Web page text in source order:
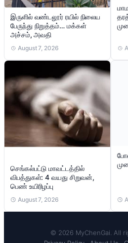
இருளில் வண்டலூர் ரயில் நிலைய
பேருந்து நிறுத்தம்… மக்கள்
அச்சம், அவதி
August 7, 2026
செங்கல்பட்டு மாவட்டத்தில்
விபத்துகள்: 4 வயது சிறுவன்,
பெண் உயிரிழப்பு
August 7, 2026
© 2026 MyChenGai. All